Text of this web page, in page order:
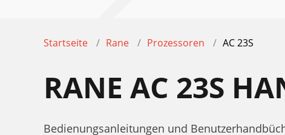
Startseite Rane Prozessoren AC 23S
RANE AC 23S
Bedienungsanleitungen und